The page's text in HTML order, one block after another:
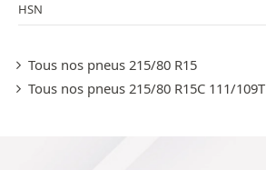
HSN
Tous nos pneus 215/80 R15
Tous nos pneus 215/80 R15C 111/109T